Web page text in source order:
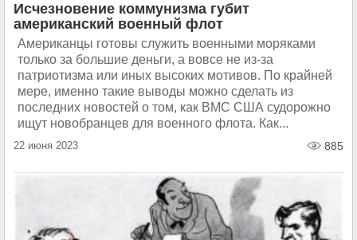
Исчезновение коммунизма губит
американский военный флот
Американцы готовы служить военными моряками
только за большие деньги, а вовсе не из-за
патриотизма или иных высоких мотивов. По крайней
мере, именно такие выводы можно сделать из
последних новостей о том, как ВМС США судорожно
ищут новобранцев для военного флота. Как...
22 июня 2023 885